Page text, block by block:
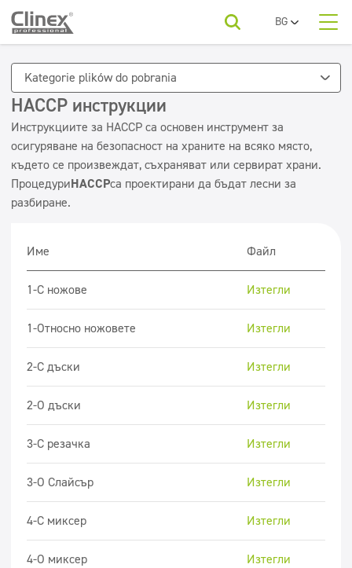
BG
PL
EN
Продуктови категории
Продуктови категории
Текстил
Подове
Дезинфекция
Санитарни помещения и бани
Икономична серия
Освежители и неутрализатори
Суперконцентрати
Дозатори
За вашия бранш
Хорец
Автомивки
Фирми за почистване
красота
За изтегляне
Контакт
Kategorie plików do pobrania
HACCP инструкции
Инструкциите за HACCP са основен инструмент за
осигуряване на безопасност на храните на всяко място,
където се произвеждат, съхраняват или сервират храни.
ПроцедуриHACCPса проектирани да бъдат лесни за
разбиране.
Име Файл
1-C ножове Изтегли
1-Относно ножовете Изтегли
2-C дъски Изтегли
2-O дъски Изтегли
3-C резачка Изтегли
3-O Слайсър Изтегли
4-C миксер Изтегли
4-O миксер Изтегли